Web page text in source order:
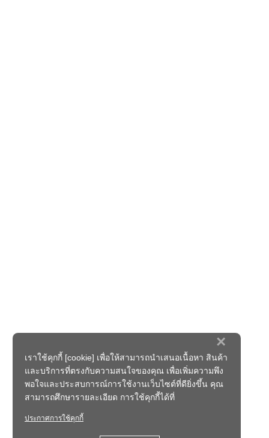
×
เราใช้คุกกี้ [cookie] เพื่อให้สามารถนำเสนอเนื้อหา สินค้า
และบริการที่ตรงกับความสนใจของคุณ เพื่อเพิ่มความพึง
พอใจและประสบการณ์การใช้งานเว็บไซต์ที่ดียิ่งขึ้น คุณ
สามารถศึกษารายละเอียด การใช้คุกกี้ได้ที่
ประกาศการใช้คุกกี้